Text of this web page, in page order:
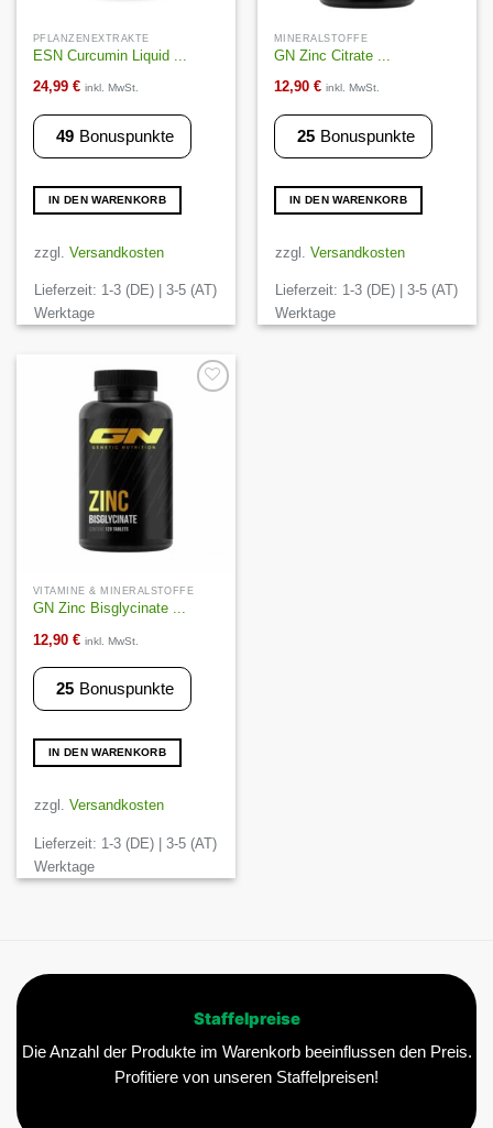
PFLANZENEXTRAKTE
ESN Curcumin Liquid ...
24,99 € inkl. MwSt.
49 Bonuspunkte
IN DEN WARENKORB
zzgl. Versandkosten
Lieferzeit: 1-3 (DE) | 3-5 (AT)
Werktage
MINERALSTOFFE
GN Zinc Citrate ...
12,90 € inkl. MwSt.
25 Bonuspunkte
IN DEN WARENKORB
zzgl. Versandkosten
Lieferzeit: 1-3 (DE) | 3-5 (AT)
Werktage
Wunschliste
VITAMINE & MINERALSTOFFE
GN Zinc Bisglycinate ...
12,90 € inkl. MwSt.
25 Bonuspunkte
IN DEN WARENKORB
zzgl. Versandkosten
Lieferzeit: 1-3 (DE) | 3-5 (AT)
Werktage
Staffelpreise
Die Anzahl der Produkte im Warenkorb beeinflussen den Preis.
Profitiere von unseren Staffelpreisen!